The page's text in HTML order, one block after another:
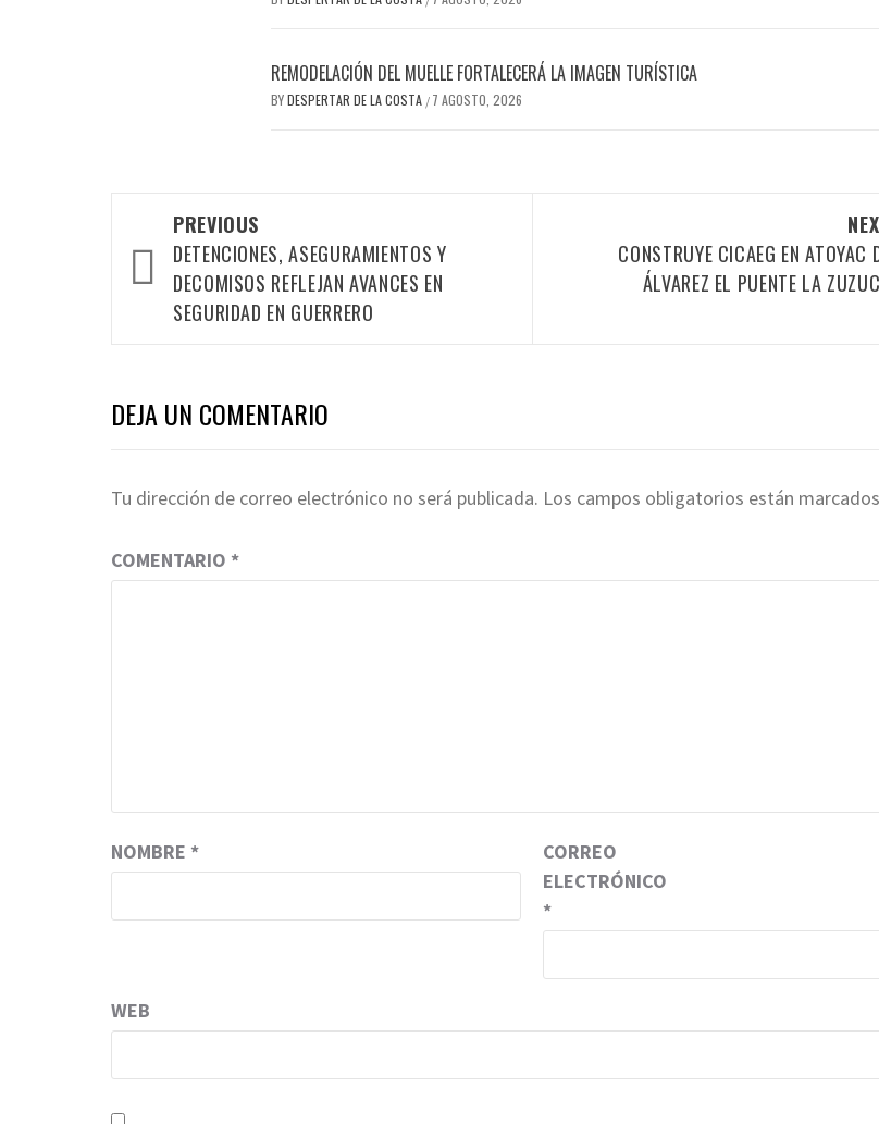
REMODELACIÓN DEL MUELLE FORTALECERÁ LA IMAGEN TURÍSTICA
BYDESPERTAR DE LA COSTA / 7 AGOSTO, 2026
navigation
PREVIOUS
DETENCIONES, ASEGURAMIENTOS Y
DECOMISOS REFLEJAN AVANCES EN
SEGURIDAD EN GUERRERO
CONSTRUYE CICAEG EN ATOYAC
ÁLVAREZ EL PUENTE LA
DEJA UN COMENTARIO
Tu dirección de correo electrónico no será publicada. Los campos obligatorios están
COMENTARIO *
NOMBRE *
CORREO
ELECTRÓNICO
*
WEB